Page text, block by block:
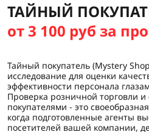
ТАЙНЫЙ
от 3 100 руб за
Тайный покупатель (Mystery
исследование для оценки
эффективности персонала
Проверка розничной торговли
покупателями - это
когда подготовленные агенты
посетителей вашей компании,